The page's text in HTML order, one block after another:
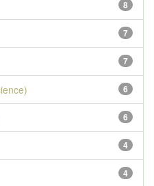
8
7
7
6
6
4
4